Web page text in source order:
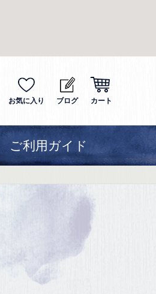
お気に入り ブログ カート
ご利用ガイド